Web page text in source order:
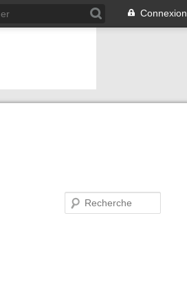
Connexion